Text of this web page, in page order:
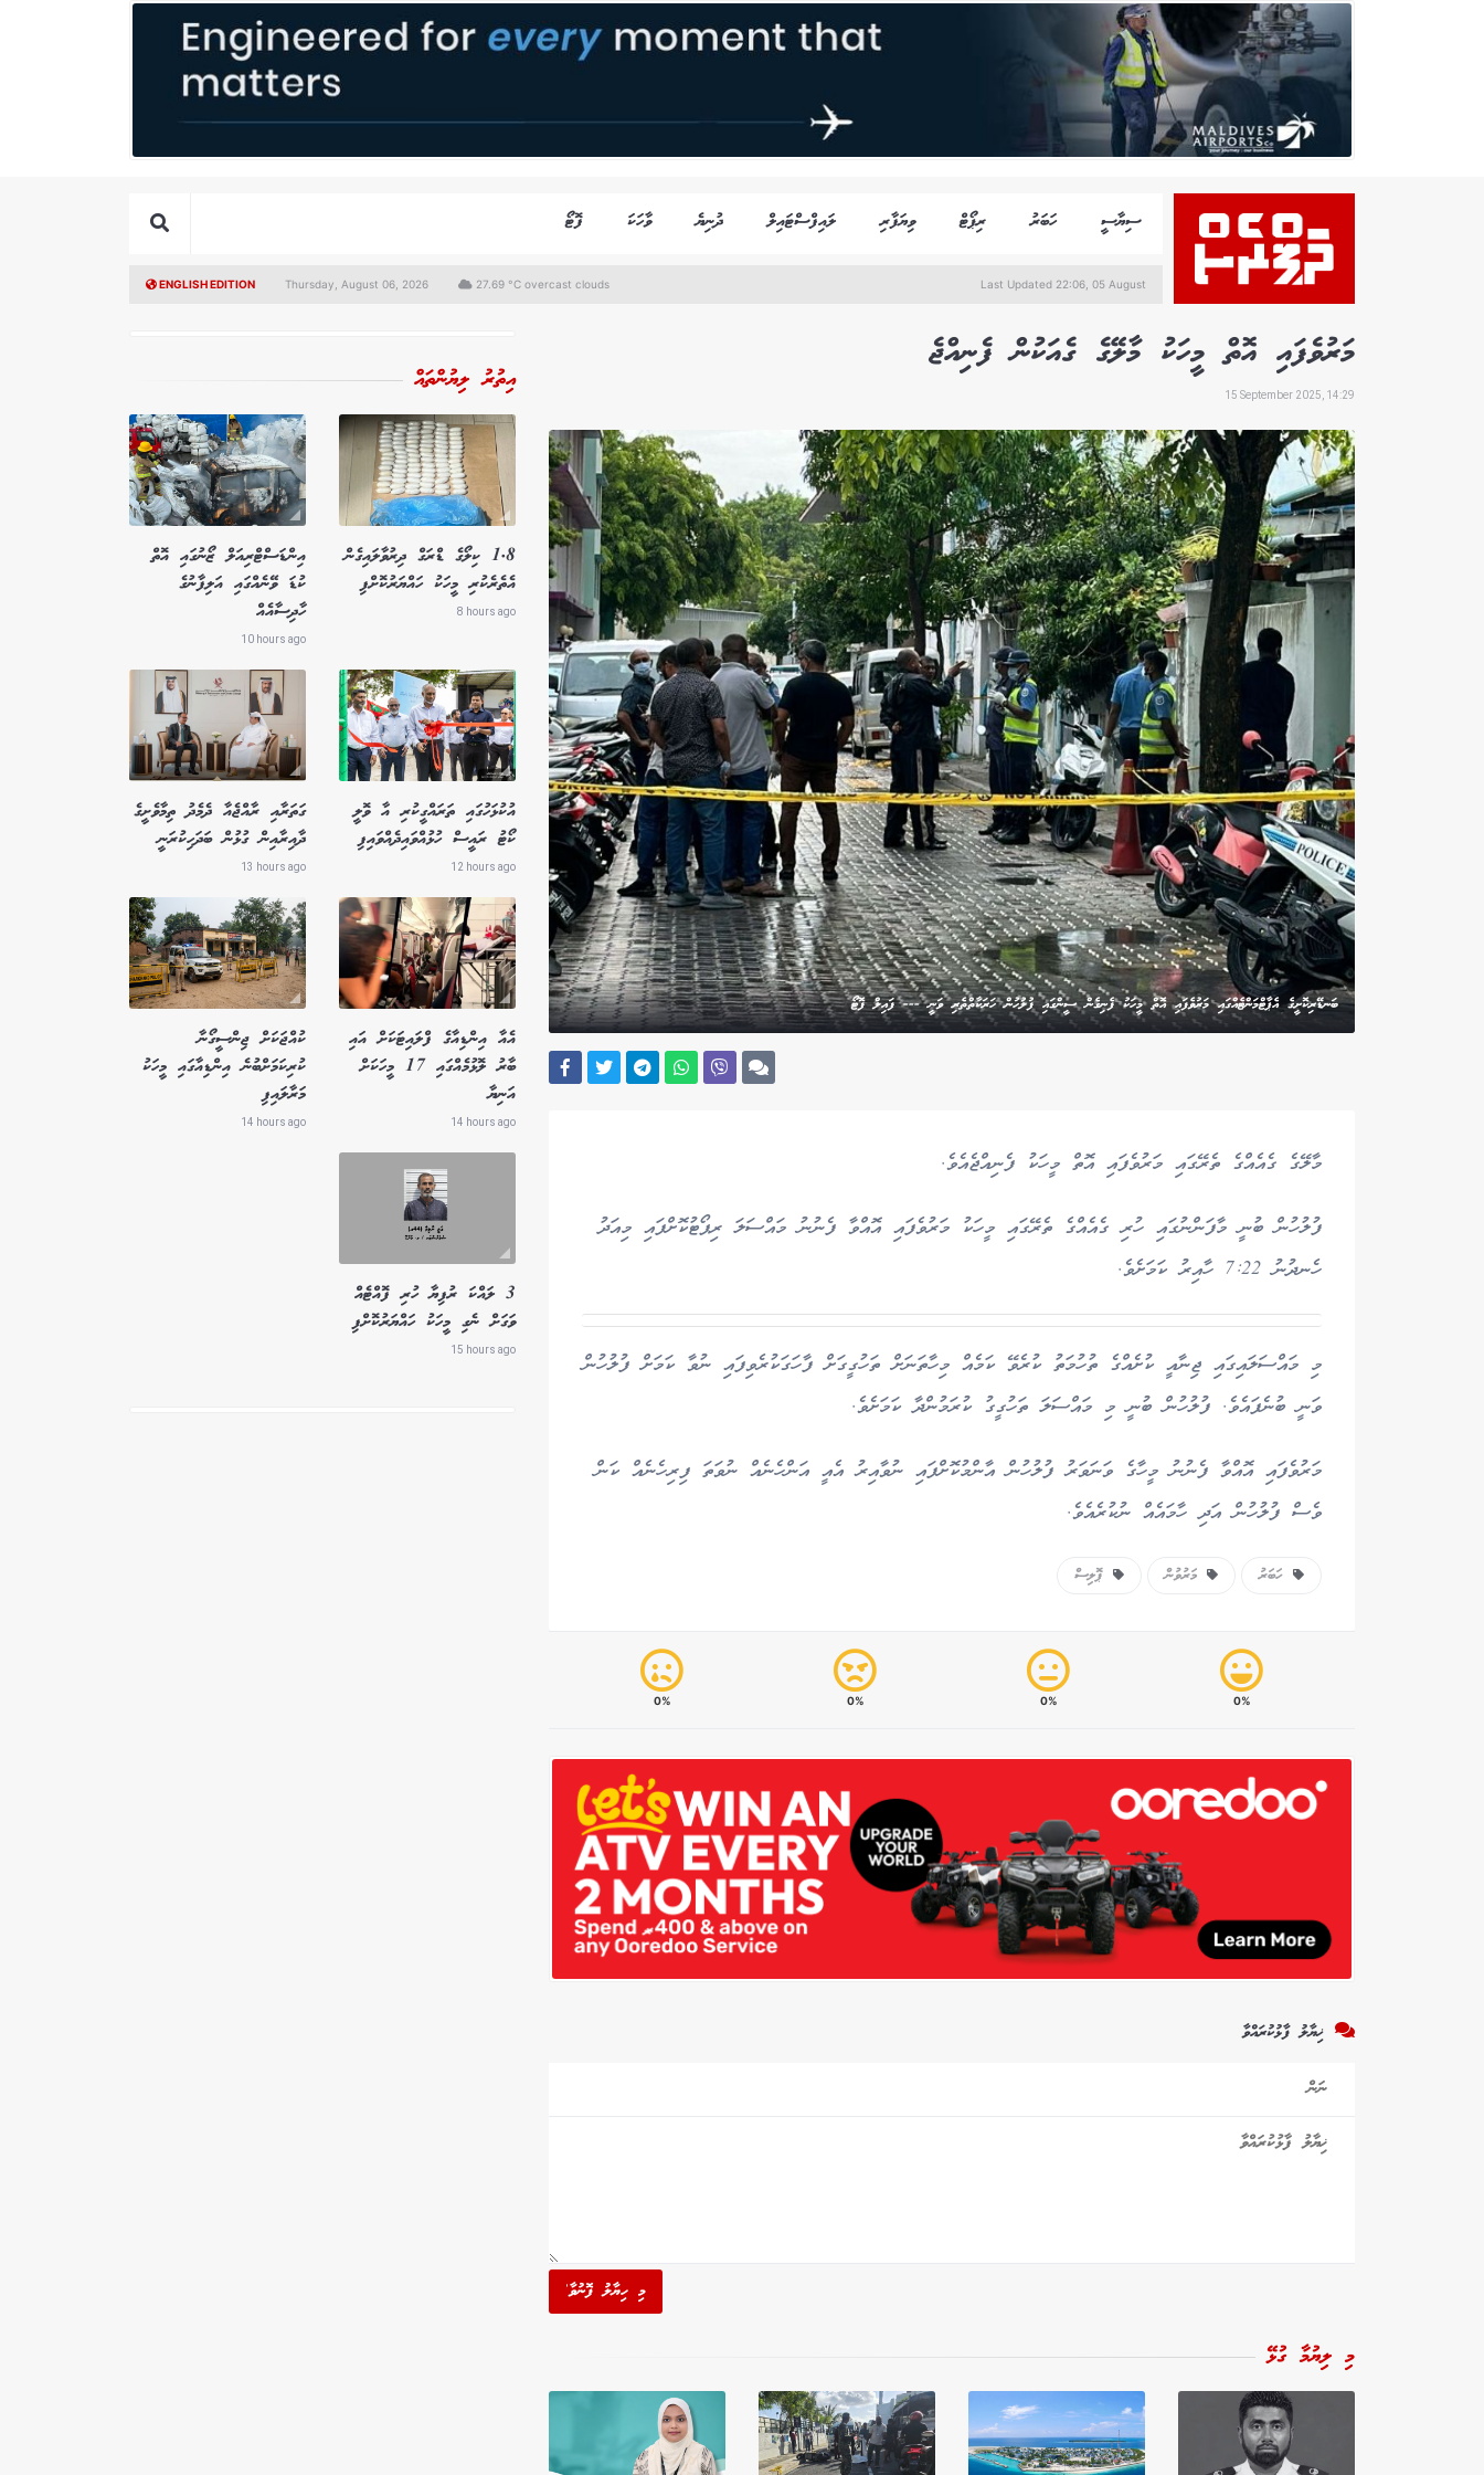
ސިޔާސީ ހަބަރު ރިޕޯޓް ވިޔަފާރި ލައިފްސްޓައިލް ދުނިޔެ ވާހަކަ ފޮޓޯ
ENGLISH EDITION Thursday, August 06, 2026 27.69 °C overcast clouds Last Updated 22:06, 05 August
މަރުވެފައި އޮތް މީހަކު މާލޭގެ ގެއަކުން ފެނިއްޖެ
15 September 2025, 14:29
ބަނޑޭރިކޮށީގެ އެޕާޓްމަންޓެއްގައި މަރުވެފައި އޮތް މީހަކު ފެނިގެން ސީންގައި ފުލުހުން ހަރަކާތްތެރި ވަނީ --- ފައިލް ފޮޓޯ
މާލޭގެ ގެއެއްގެ ތެރޭގައި މަރުވެފައި އޮތް މީހަކު ފެނިއްޖެއެވެ.
ފުލުހުން ބުނީ މާފަންނުގައި ހުރި ގެއެއްގެ ތެރޭގައި މީހަކު މަރުވެފައި އޮއްވާ ފެނުނު މައްސަލަ ރިޕޯޓުކޮށްފައި މިއަދު
ހެނދުނު 7:22 ހާއިރު ކަމަށެވެ.
މި މައްސަލައިގައި ޖިނާއީ ކުށެއްގެ ތުހުމަތު ކުރެވޭ ކަމެއް މިހާތަނަށް ތަހުގީގަށް ފާހަގަކުރެވިފައި ނުވާ ކަމަށް ފުލުހުން
ވަނީ ބުނެފައެވެ. ފުލުހުން ބުނީ މި މައްސަލަ ތަހުގީގު ކުރަމުންދާ ކަމަށެވެ.
މަރުވެފައި އޮއްވާ ފެނުނު މީހާގެ ވަނަވަރު ފުލުހުން އާންމުކޮށްފައި ނުވާއިރު އެއީ އަންހެނެއް ނުވަތަ ފިރިހެނެއް ކަން
ވެސް ފުލުހުން އަދި ހާމައެއް ނުކުރެއެވެ.
ހަބަރު މަރުވުން ޕޮލިސް
0%
0%
0%
0%
ޚިޔާލު ފާޅުކުރައްވާ
މި ހިޔާލު ފޮނުވާ'
މި ލިޔުމާ ގުޅޭ
އިތުރު ލިޔުންތައް
1.8 ކިލޯގެ ޑްރަގް ދިރުވާލައިގެން
އެތެރެކުރި މީހަކު ހައްޔަރުކޮށްފި
8 hours ago
އިންޑަސްޓްރިއަލް ޒޯނުގައި އޮތް
ކުޑަ ވޭނެއްގައި އަލިފާނުގެ
ހާދިސާއެއް
10 hours ago
އުކުޅަހުގައި ތަރައްގީކުރި އާ ވޮލީ
ކޯޓު ރައީސް ހުޅުއްވައިދެއްވައިފި
12 hours ago
ގަތަރާއި ރާއްޖެއާ ދެމެދު ތިމާވެށީގެ
ދާއިރާއިން ގުޅުން ބަދަހިކުރަނީ
13 hours ago
އެއާ އިންޑިއާގެ ފްލައިޓަކަށް އައި
ބާރު ލޮޅުމެއްގައި 17 މީހަކަށް
އަނިޔާ
14 hours ago
ކުއްޖަކަށް ޖިންސީގޯނާ
ކުރިކަމަށްބުނެ އިންޑިއާގައި މީހަކު
މަރާލައިފި
14 hours ago
3 ލައްކަ ރުފިޔާ ހުރި ފޮއްޓެއް
ވަގަށް ނެގި މީހަކު ހައްޔަރުކޮށްފި
15 hours ago